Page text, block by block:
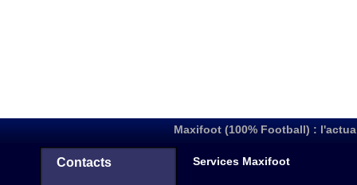
Maxifoot (100% Football) :
Contacts Services Maxifoot